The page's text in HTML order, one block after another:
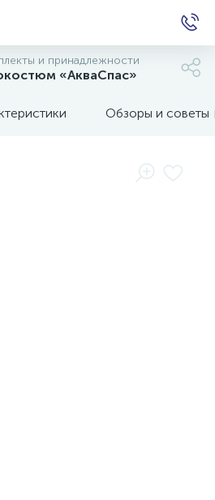
и принадлежности
«АкваСпас»
Обзоры и советы